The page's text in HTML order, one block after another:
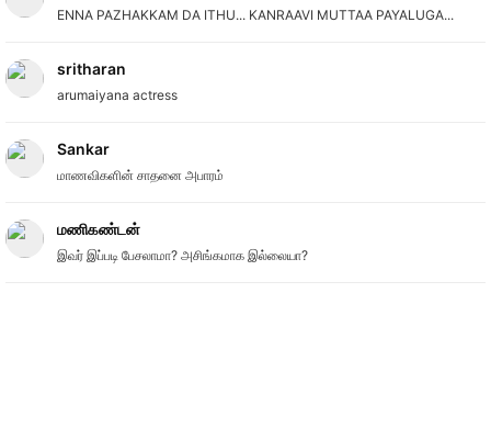
ENNA PAZHAKKAM DA ITHU... KANRAAVI MUTTAA PAYALUGA...
sritharan
arumaiyana actress
Sankar
மாணவிகளின் சாதனை அபாரம்
மணிகண்டன்
இவர் இப்படி பேசலாமா? அசிங்கமாக இல்லையா?